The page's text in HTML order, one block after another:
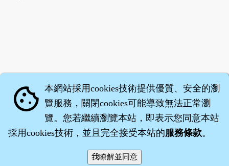
‧沈藥子©2008～2026
cookie 本網站採用cookies技術提供優質、安全的瀏
覽服務，關閉cookies可能導致無法正常瀏
覽。您若繼續瀏覽本站，即表示您同意本站
採用cookies技術，並且完全接受本站的服務條款。